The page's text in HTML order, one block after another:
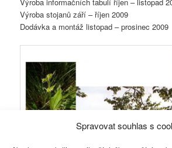
Spravovat souhlas s
Výroba stojanů září – říjen 2009
Dodávka a montáž listopad – prosinec 2009